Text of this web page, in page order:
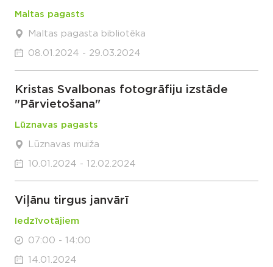
Maltas pagasts
Maltas pagasta bibliotēka
08.01.2024 - 29.03.2024
Kristas Svalbonas fotogrāfiju izstāde
"Pārvietošana"
Lūznavas pagasts
Lūznavas muiža
10.01.2024 - 12.02.2024
Viļānu tirgus janvārī
Iedzīvotājiem
07:00 - 14:00
14.01.2024